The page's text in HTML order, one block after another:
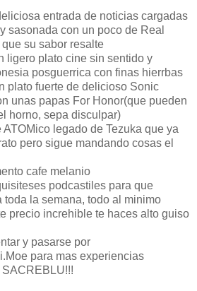
entrada de noticias cargadas
sasonada con un poco de Real
su sabor resalte
ligero plato cine sin sentido y
posguerrica con finas hierrbas
plato fuerte de delicioso Sonic
unas papas For Honor(que pueden
horno, sepa disculpar)
legado de Tezuka que ya
pero sigue mandando cosas el
cafe melanio
podcastiles para que
toda la semana, todo al minimo
precio increhible te haces alto guiso
y pasarse por
para mas experiencias